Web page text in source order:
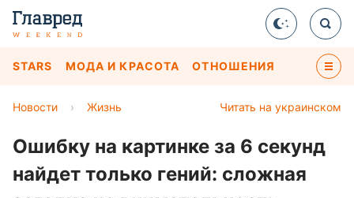
STARS МОДА И КРАСОТА ОТНОШЕНИЯ
Читать на украинском
Новости › Жизнь
Ошибку на картинке за 6 секунд
найдет только гений: сложная